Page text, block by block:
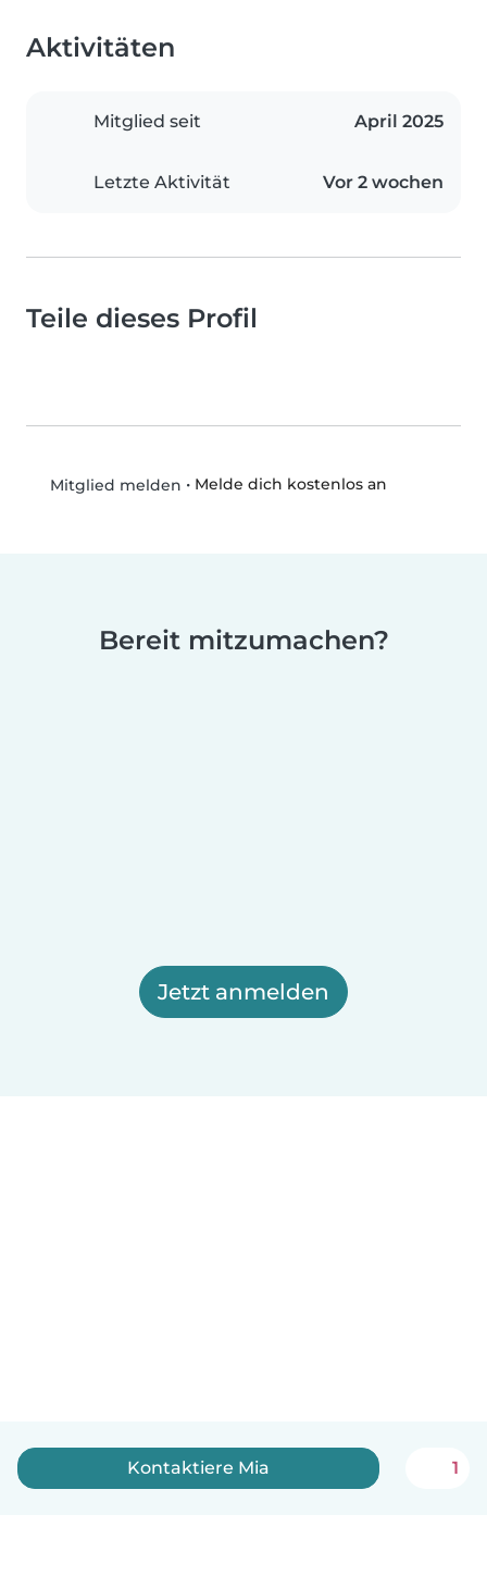
Aktivitäten
Mitglied seit April 2025
Letzte Aktivität Vor 2 wochen
Teile dieses Profil
Mitglied melden • Melde dich kostenlos an
Bereit mitzumachen?
Jetzt anmelden
Kontaktiere Mia 1